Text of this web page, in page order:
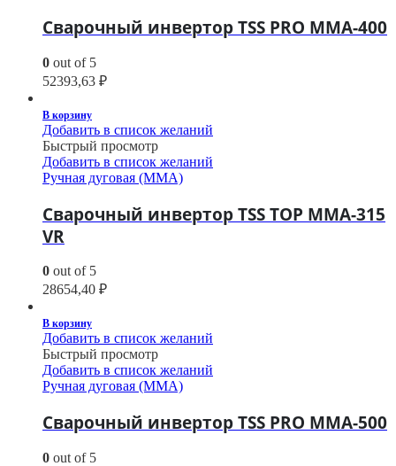
Сварочный инвертор TSS PRO MMA-400
0 out of 5
52393,63 ₽
В корзину
Добавить в список желаний
Быстрый просмотр
Добавить в список желаний
Ручная дуговая (MMA)
Сварочный инвертор TSS TOP MMA-315
VR
0 out of 5
28654,40 ₽
В корзину
Добавить в список желаний
Быстрый просмотр
Добавить в список желаний
Ручная дуговая (MMA)
Сварочный инвертор TSS PRO MMA-500
0 out of 5